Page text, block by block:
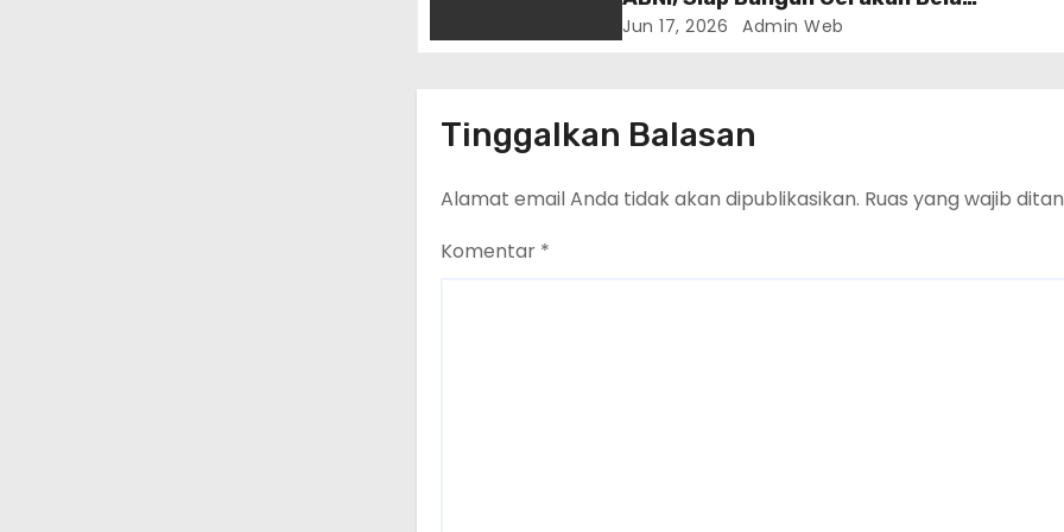
Negara dari Daerah hingga
Jun 17, 2026 Admin Web
Tinggalkan Balasan
Alamat email Anda tidak akan dipublikasikan. Ruas yang wajib
Komentar *